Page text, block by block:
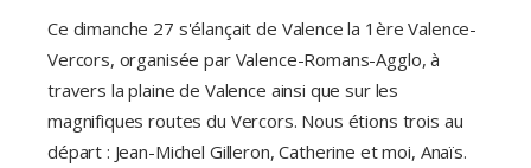
​Ce dimanche 27 s'élançait de Valence la 1ère Valence-
Vercors, organisée par Valence-Romans-Agglo, à
travers la plaine de Valence ainsi que sur les
magnifiques routes du Vercors. Nous étions trois au
départ : Jean-Michel Gilleron, Catherine et moi, Anaïs.